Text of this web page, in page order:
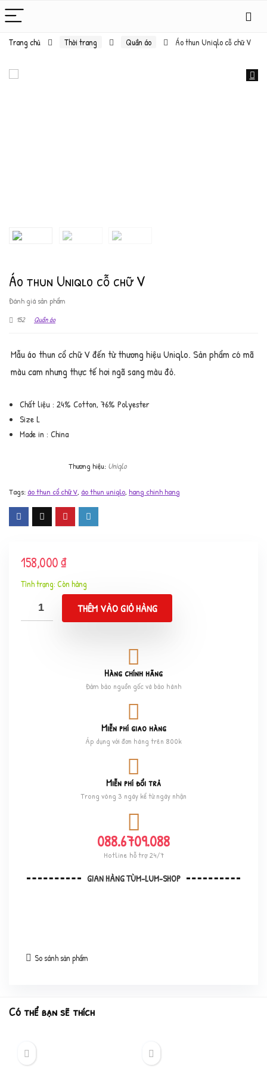
Trang chủ Thời trang Quần áo Áo thun Uniqlo cỗ chữ V
Áo thun Uniqlo cỗ chữ V
Đánh giá sản phẩm
152 Quần áo
Mẫu áo thun cổ chữ V đến từ thương hiệu Uniqlo. Sản phẩm có mã
màu cam nhưng thực tế hơi ngã sang màu đỏ.
Chất liệu : 24% Cotton, 76% Polyester
Size L
Made in : China
Uniqlo
Tags: áo thun cổ chữ V, áo thun uniqlo, hang chinh hang
158,000₫
Còn hàng
THÊM VÀO GIỎ HÀNG
Hàng chính hãng
Đảm bảo nguồn gốc và bảo hành
Miễn phí giao hàng
Áp dụng với đơn hàng trên 800k
Miễn phí đổi trả
Trong vòng 3 ngày kể từ ngày nhận
088.6709.088
Hotline hỗ trợ 24/7
GIAN HÀNG TÙM-LUM-SHOP
So sánh sản phẩm
Có thể bạn sẽ thích